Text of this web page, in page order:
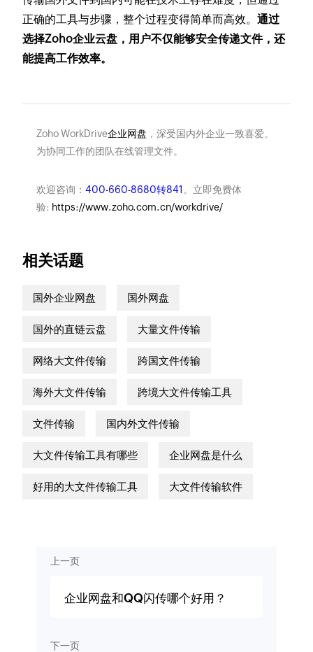
正确的工具与步骤，整个过程变得简单而高效。通过
选择Zoho企业云盘，用户不仅能够安全传递文件，还
能提高工作效率。
Zoho WorkDrive企业网盘 ，深受国内外企业一致喜爱。
为协同工作的团队在线管理文件。
欢迎咨询： 400-660-8680转841 。立即免费体
验: https://www.zoho.com.cn/workdrive/
相关话题
国外企业网盘 国外网盘
国外的直链云盘 大量文件传输
网络大文件传输 跨国文件传输
海外大文件传输 跨境大文件传输工具
文件传输 国内外文件传输
大文件传输工具有哪些 企业网盘是什么
好用的大文件传输工具 大文件传输软件
上一页
企业网盘和QQ闪传哪个好用？
下一页